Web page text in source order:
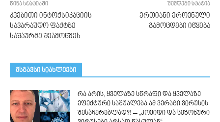
წინა სტატიაში
კვებითი ინტოქსიკაციის
სავარაუდო ფაქტზე
საშაურმე შეამოწმეს
შემდეგი სტატია
ერთიანი ეროვნული
გამოცდები იწყება
მსგავსი სიახლეები
რა არის, ყველაზე სწრაფი და ყველაზე
ეფექტური საშუალება ამ ვერაგი ვირუსის
შესაჩერებლად?! – „კოვიდი და სეზონური